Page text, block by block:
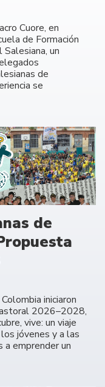
Cuore, en
de Formación
un
de
se
de
iniciaron
2026–2028,
vive: un viaje
jóvenes y a las
a emprender un